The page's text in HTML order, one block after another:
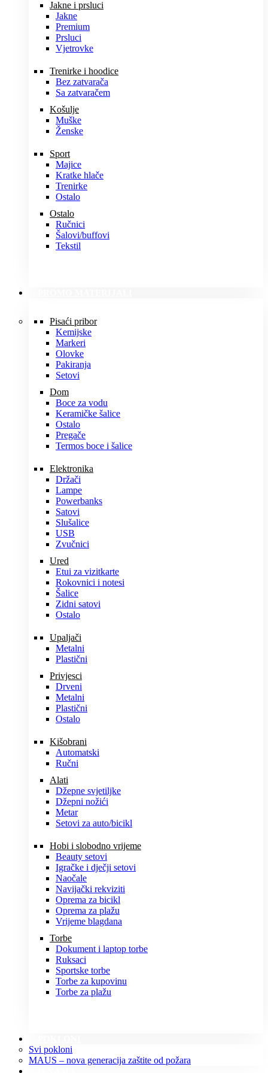
Jakne i prsluci
Jakne
Premium
Prsluci
Vjetrovke
Trenirke i hoodice
Bez zatvarača
Sa zatvaračem
Košulje
Muške
Ženske
Sport
Majice
Kratke hlače
Trenirke
Ostalo
Ostalo
Ručnici
Šalovi/buffovi
Tekstil
Pisaći pribor
Kemijske
Markeri
Olovke
Pakiranja
Setovi
Dom
Boce za vodu
Keramičke šalice
Ostalo
Pregače
Termos boce i šalice
Elektronika
Držači
Lampe
Powerbanks
Satovi
Slušalice
USB
Zvučnici
Ured
Etui za vizitkarte
Rokovnici i notesi
Šalice
Zidni satovi
Ostalo
Upaljači
Metalni
Plastični
Privjesci
Drveni
Metalni
Plastični
Ostalo
Kišobrani
Automatski
Ručni
Alati
Džepne svjetiljke
Džepni nožići
Metar
Setovi za auto/bicikl
Hobi i slobodno vrijeme
Beauty setovi
Igračke i dječji setovi
Naočale
Navijački rekviziti
Oprema za bicikl
Oprema za plažu
Vrijeme blagdana
Torbe
Dokument i laptop torbe
Ruksaci
Sportske torbe
Torbe za kupovinu
Torbe za plažu
Svi pokloni
MAUS – nova generacija zaštite od požara